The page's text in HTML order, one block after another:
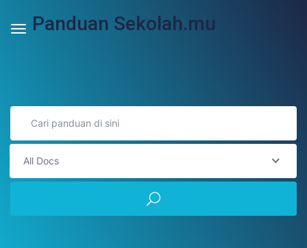
Panduan Sekolah.mu
All Docs